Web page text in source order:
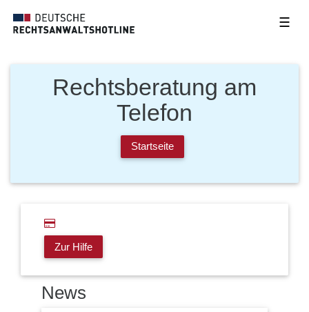
☰
Rechtsberatung am
Telefon
Startseite
Zur Hilfe
News